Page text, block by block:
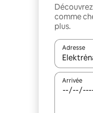
comme
plus.
Adresse
Lorsque
Arrivée